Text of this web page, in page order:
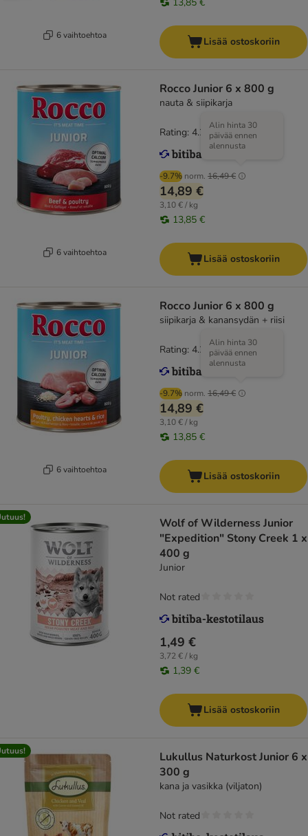
6 vaihtoehtoa
Lisää ostoskoriin
6 vaihtoehtoa
Rocco Junior 6 x 800 g
nauta & siipikarja
-9.7% norm. 16,49 €
Alin hinta 30
päivää ennen
alennusta
14,89 €
3,10 € / kg
13,85 €
Rating: 4.2/5
Lisää ostoskoriin
6 vaihtoehtoa
Rocco Junior 6 x 800 g
siipikarja & kanansydän + riisi
-9.7% norm. 16,49 €
Alin hinta 30
päivää ennen
alennusta
14,89 €
3,10 € / kg
13,85 €
Rating: 4.2/5
Lisää ostoskoriin
Wolf of Wilderness Junior
"Expedition" Stony Creek 1 x
400 g
Junior
1,49 €
3,72 € / kg
1,39 €
Not rated
Lisää ostoskoriin
Lukullus Naturkost Junior 6 x
300 g
kana ja vasikka (viljaton)
Not rated